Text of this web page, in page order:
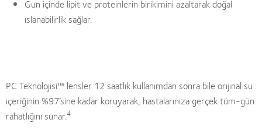
Gün içinde lipit ve proteinlerin birikimini azaltarak doğal
ıslanabilirlik sağlar.
PC Teknolojisi™ lensler 12 saatlik kullanımdan sonra bile orijinal su
içeriğinin %97’sine kadar koruyarak, hastalarınıza gerçek tüm-gün
rahatlığını sunar.4